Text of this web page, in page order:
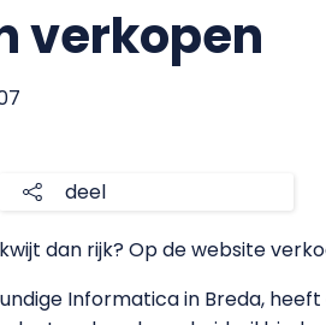
verkopen
deel
dan rijk? Op de website
Informatica in Breda,